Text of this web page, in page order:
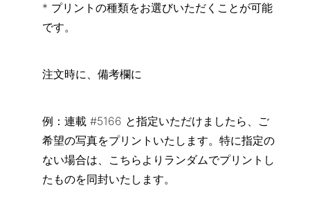
* プリントの種類をお選びいただくことが可能
です。
注文時に、備考欄に
例：連載 #5166 と指定いただけましたら、ご
希望の写真をプリントいたします。特に指定の
ない場合は、こちらよりランダムでプリントし
たものを同封いたします。